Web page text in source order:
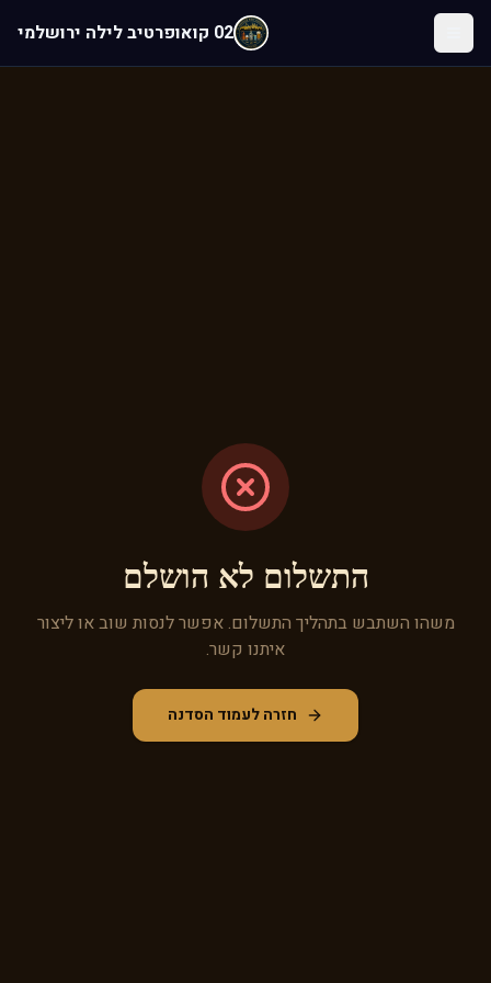
דלג לתוכן הראשי
02 קואופרטיב לילה ירושלמי
התשלום לא הושלם
משהו השתבש בתהליך התשלום. אפשר לנסות שוב או ליצור
איתנו קשר.
חזרה לעמוד הסדנה